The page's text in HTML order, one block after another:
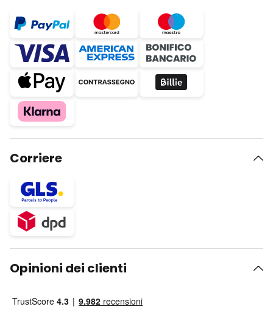
Corriere
Opinioni dei clienti